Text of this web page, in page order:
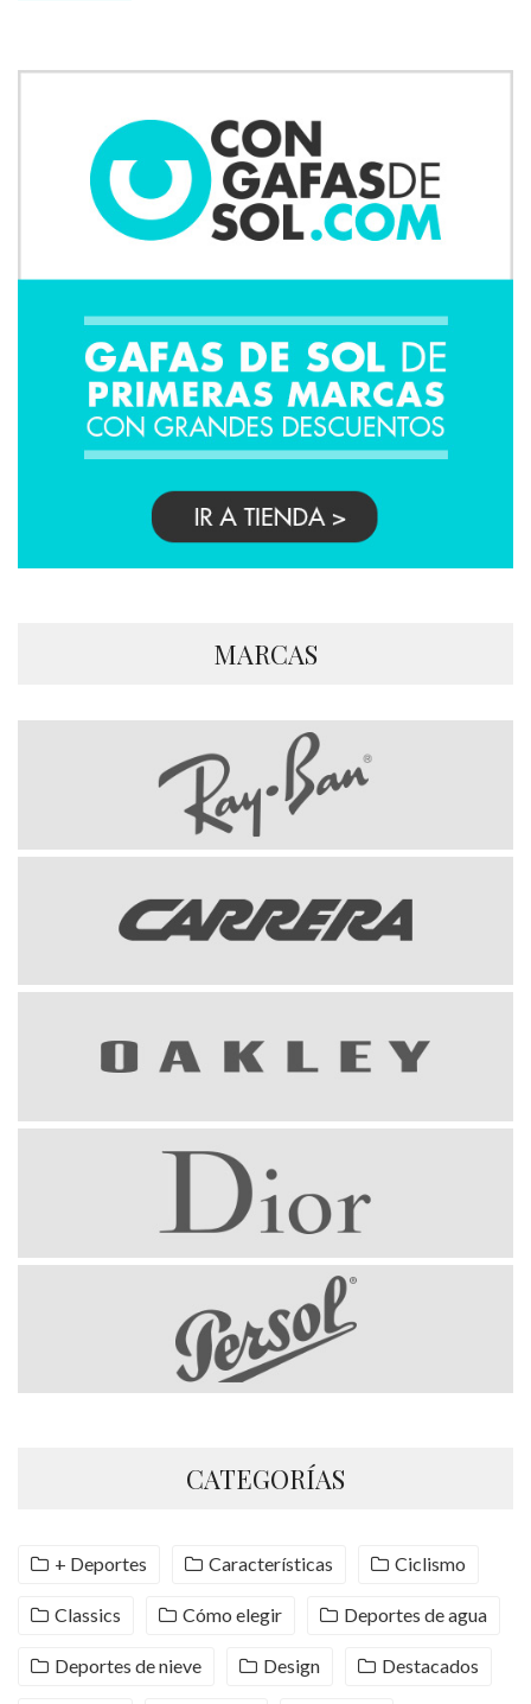
MARCAS
CATEGORÍAS
+ Deportes Características Ciclismo
Classics Cómo elegir Deportes de agua
Deportes de nieve Design Destacados